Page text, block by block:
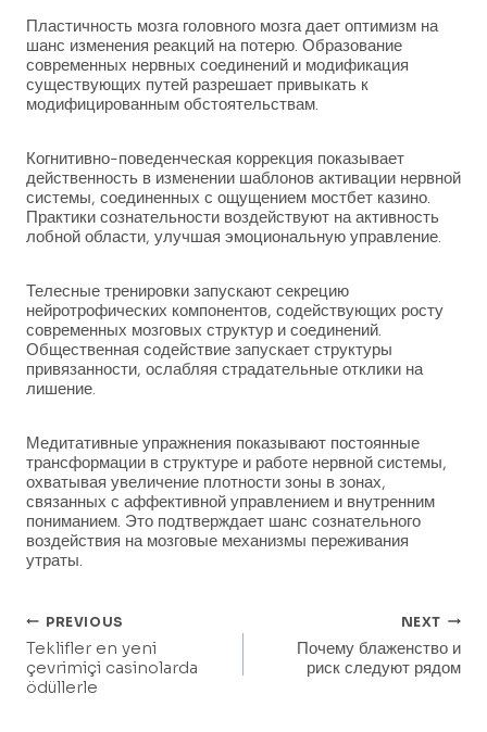
Пластичность мозга головного мозга дает оптимизм на
шанс изменения реакций на потерю. Образование
современных нервных соединений и модификация
существующих путей разрешает привыкать к
модифицированным обстоятельствам.
Когнитивно-поведенческая коррекция показывает
действенность в изменении шаблонов активации нервной
системы, соединенных с ощущением мостбет казино.
Практики сознательности воздействуют на активность
лобной области, улучшая эмоциональную управление.
Телесные тренировки запускают секрецию
нейротрофических компонентов, содействующих росту
современных мозговых структур и соединений.
Общественная содействие запускает структуры
привязанности, ослабляя страдательные отклики на
лишение.
Медитативные упражнения показывают постоянные
трансформации в структуре и работе нервной системы,
охватывая увеличение плотности зоны в зонах,
связанных с аффективной управлением и внутренним
пониманием. Это подтверждает шанс сознательного
воздействия на мозговые механизмы переживания
утраты.
Post
Navigation
PREVIOUS
Teklifler en yeni
çevrimiçi casinolarda
ödüllerle
NEXT
Почему блаженство и
риск следуют рядом